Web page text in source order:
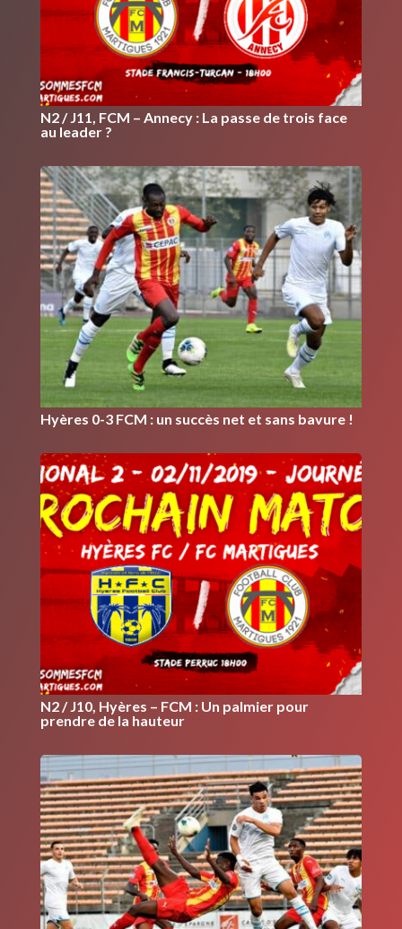
N2 / J11, FCM – Annecy : La passe de trois face
au leader ?
Hyères 0-3 FCM : un succès net et sans bavure !
N2 / J10, Hyères – FCM : Un palmier pour
prendre de la hauteur